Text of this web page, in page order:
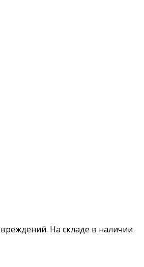
На складе в наличии